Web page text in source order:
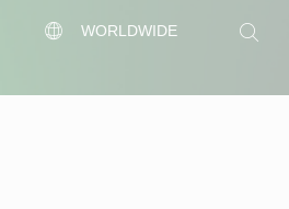
WORLDWIDE
検